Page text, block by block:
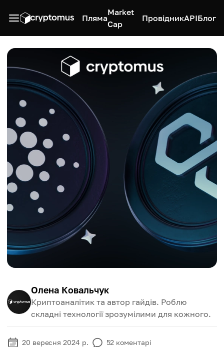
Пляма
Market
Cap
ПровідникAPIБлог
Олена Ковальчук
Криптоаналітик та автор гайдів. Роблю
складні технології зрозумілими для кожного.
20 вересня 2024 р. 52 коментарі